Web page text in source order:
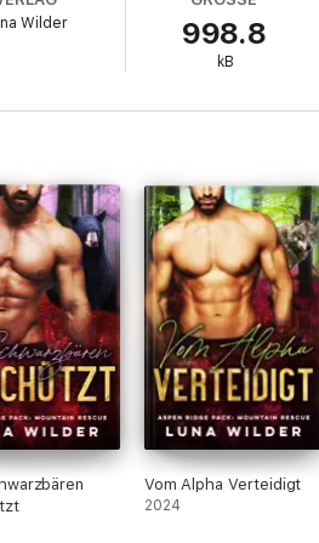
Wilder 998.8
kB
Vom Alpha Verteidigt
2024